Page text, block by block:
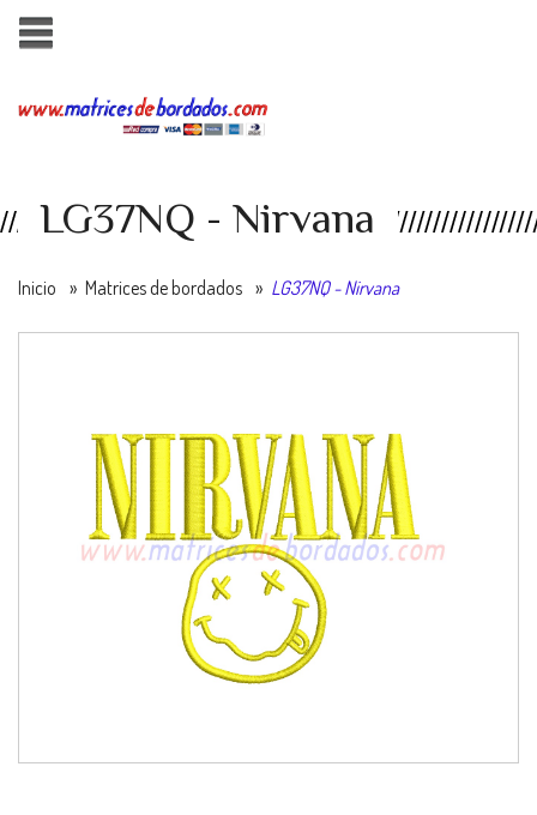
LG37NQ - Nirvana
Inicio » Matrices de bordados » LG37NQ - Nirvana